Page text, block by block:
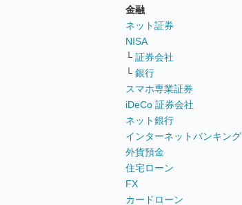
金融
ネット証券
NISA
└ 証券会社
└ 銀行
スマホ専業証券
iDeCo 証券会社
ネット銀行
インターネットバンキング
外貨預金
住宅ローン
FX
カードローン